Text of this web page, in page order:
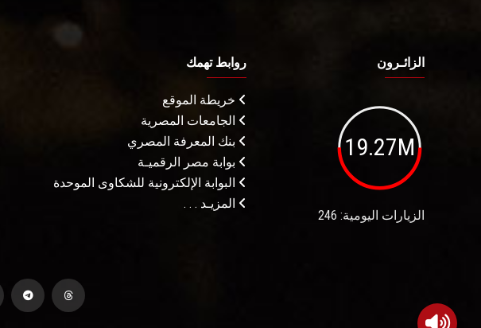
الزائـرون
19.27M
الزيارات اليومية: 246
روابط تهمك
خريطة الموقع
الجامعات المصرية
بنك المعرفة المصري
بوابة مصر الرقميـة
البوابة الإلكترونية للشكاوى الموحدة
المزيـد . . .